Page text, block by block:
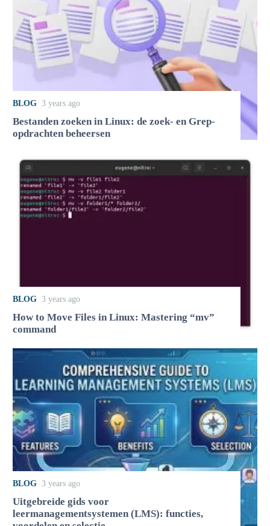
BLOG 3 years ago
Bestanden zoeken in Linux: de zoek- en Grep-
opdrachten beheersen
BLOG 3 years ago
How to Move Files in Linux: Mastering “mv”
command
BLOG 3 years ago
Uitgebreide gids voor
leermanagementsystemen (LMS): functies,